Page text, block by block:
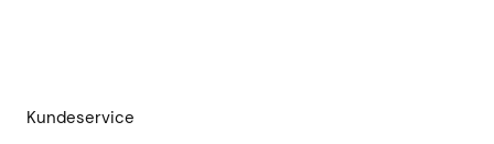
Kundeservice